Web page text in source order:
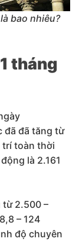
bao nhiêu?
tháng
đã đã tăng từ
trí toàn thời
là 2.161
2.500 –
– 124
độ chuyên